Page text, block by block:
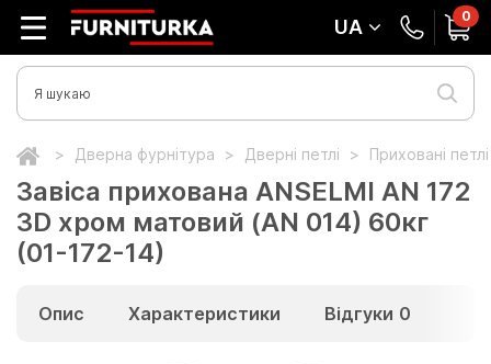
UA 0
Дверна фурнітура Дверні петлі Приховані
Завіса прихована ANSELMI AN 172
3D хром матовий (AN 014) 60кг
(01-172-14)
Опис Характеристики Відгуки 0